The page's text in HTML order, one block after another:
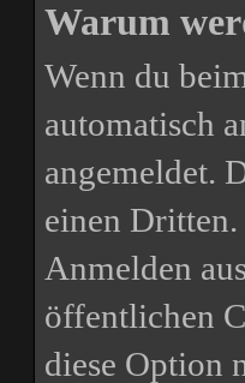
Warum
Wenn du
automatisch
angemeldet.
einen Dritten.
Anmelden
öffentlichen
diese Option